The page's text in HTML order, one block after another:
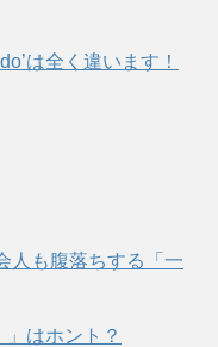
は全く違います！
も腹落ちする「一
」はホント？